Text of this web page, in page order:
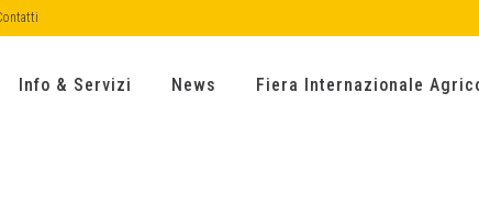
Info & Servizi News Fiera Internazionale